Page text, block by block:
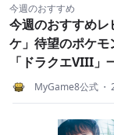
今週のおすすめ
今週のおすすめ
ケ」待望のポケ
「ドラクエVIII」
MyGame8公式 ・